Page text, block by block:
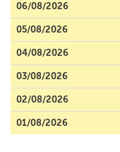
06/08/2026
05/08/2026
04/08/2026
03/08/2026
02/08/2026
01/08/2026